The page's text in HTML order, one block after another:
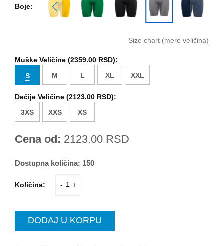
Boje:
Size chart (mere veličina)
Muške Veličine (2359.00 RSD):
S
M L XL XXL
Dečije Veličine (2123.00 RSD):
3XS
XXS XS
Cena od: 2123.00 RSD
Dostupna količina: 150
Količina: - +
DODAJ U KORPU